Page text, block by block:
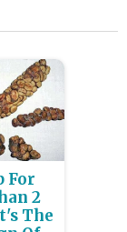
For
2
The